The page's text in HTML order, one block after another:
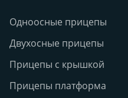
Одноосные прицепы
Двухосные прицепы
Прицепы с крышкой
Прицепы платформа